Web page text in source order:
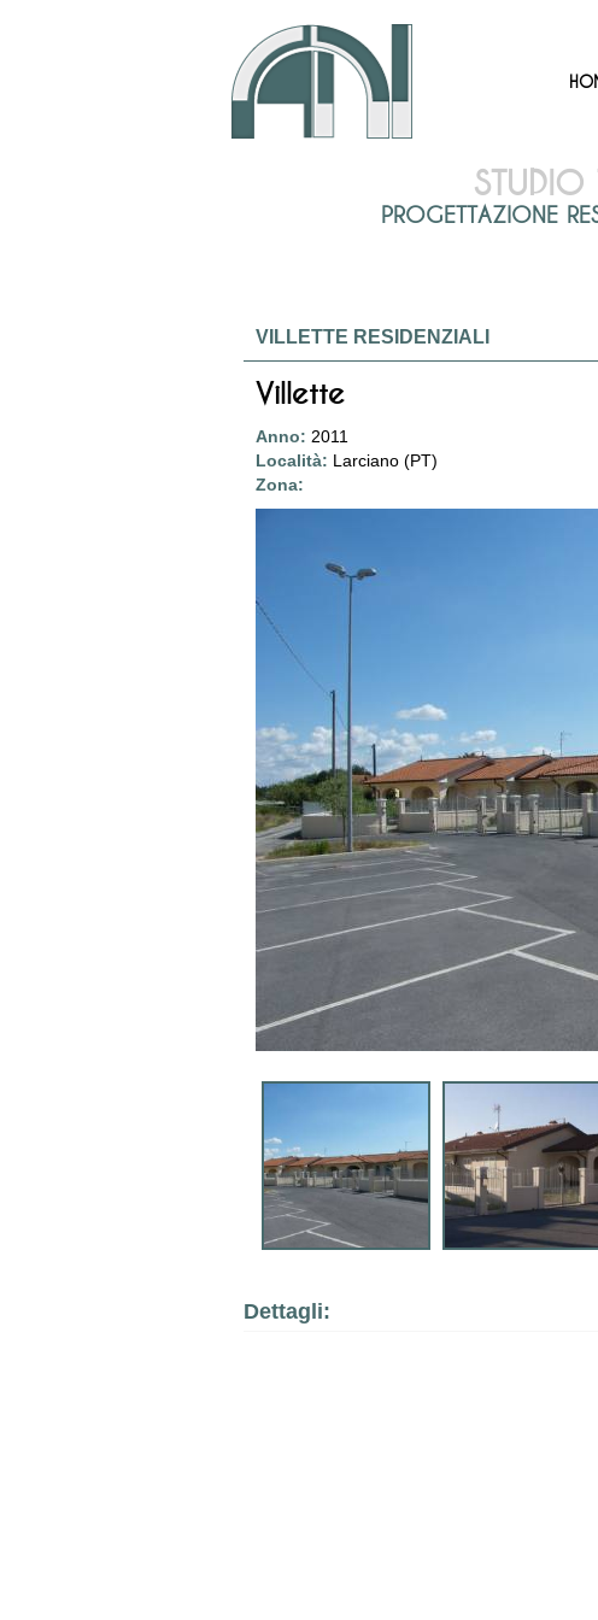
PROGETTAZIONE
VILLETTE RESIDENZIALI
Villette
Anno: 2011
Località: Larciano (PT)
Zona:
Dettagli: